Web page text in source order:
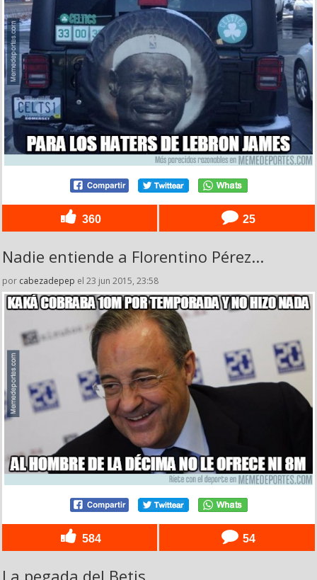
360 25
Nadie entiende a Florentino Pérez...
por cabezadepep el 23 jun 2015, 23:58
584 54
La pegada del Betis